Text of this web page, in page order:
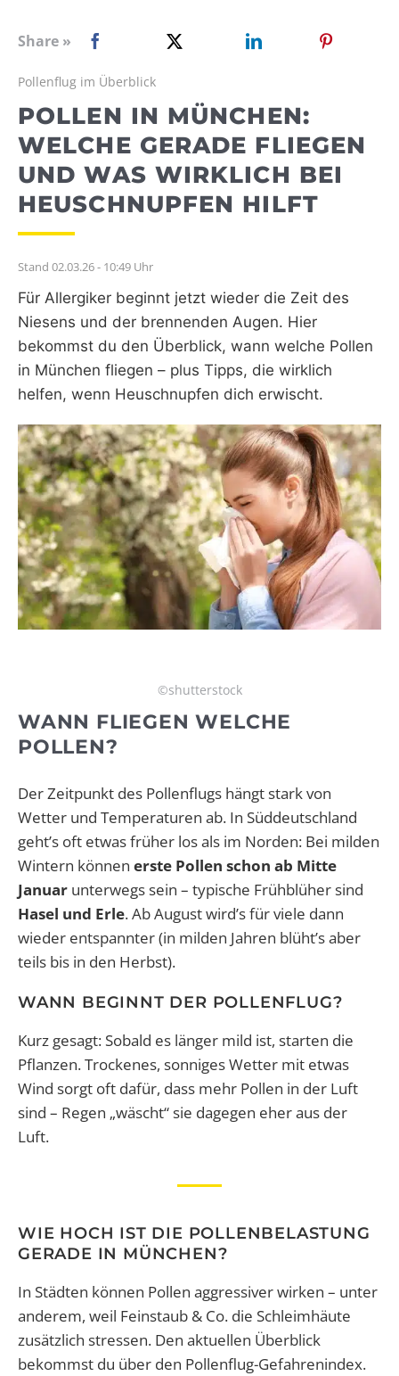
Share »
Pollenflug im Überblick
POLLEN IN MÜNCHEN:
WELCHE GERADE FLIEGEN
UND WAS WIRKLICH BEI
HEUSCHNUPFEN HILFT
Stand 02.03.26 - 10:49 Uhr
Für Allergiker beginnt jetzt wieder die Zeit des
Niesens und der brennenden Augen. Hier
bekommst du den Überblick, wann welche Pollen
in München fliegen – plus Tipps, die wirklich
helfen, wenn Heuschnupfen dich erwischt.
©shutterstock
WANN FLIEGEN WELCHE
POLLEN?
Der Zeitpunkt des Pollenflugs hängt stark von
Wetter und Temperaturen ab. In Süddeutschland
geht’s oft etwas früher los als im Norden: Bei milden
Wintern können erste Pollen schon ab Mitte
Januar unterwegs sein – typische Frühblüher sind
Hasel und Erle. Ab August wird’s für viele dann
wieder entspannter (in milden Jahren blüht’s aber
teils bis in den Herbst).
WANN BEGINNT DER POLLENFLUG?
Kurz gesagt: Sobald es länger mild ist, starten die
Pflanzen. Trockenes, sonniges Wetter mit etwas
Wind sorgt oft dafür, dass mehr Pollen in der Luft
sind – Regen „wäscht“ sie dagegen eher aus der
Luft.
WIE HOCH IST DIE POLLENBELASTUNG
GERADE IN MÜNCHEN?
In Städten können Pollen aggressiver wirken – unter
anderem, weil Feinstaub & Co. die Schleimhäute
zusätzlich stressen. Den aktuellen Überblick
bekommst du über den Pollenflug-Gefahrenindex.